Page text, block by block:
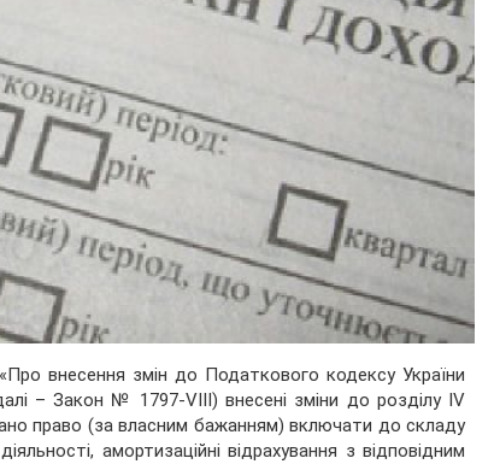
внесення змін до Податкового кодексу України
– Закон № 1797-VIII) внесені зміни до розділу ІV
право (за власним бажанням) включати до складу
амортизаційні відрахування з відповідним